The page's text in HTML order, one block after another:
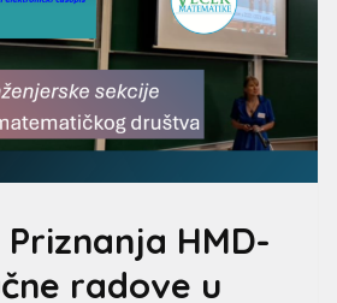
HMD-
radove u